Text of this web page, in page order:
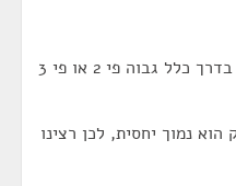
שיעור המס על רכב בישראל הוא בדרך כלל גבוה פי 2 או פי 3
נמוך יחסית, לכן רצינו